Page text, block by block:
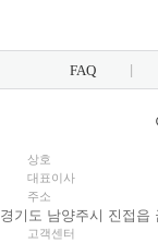
FAQ
상호
대표이사
주소
경기도 남양주시 진접읍
고객센터